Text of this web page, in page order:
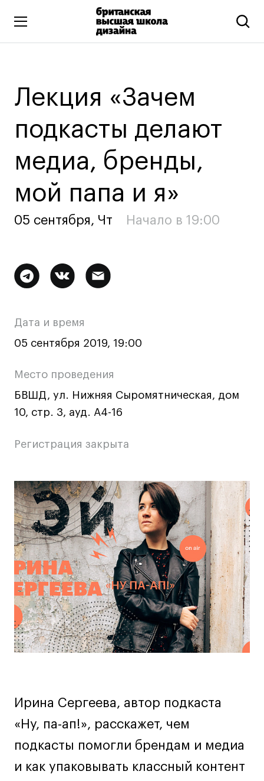
Искусство и дизайн
Подготовительные курсы
Все программы
Коммуникационный и цифровой дизайн
Иллюстрация
Ювелирный дизайн
Промышленный и предметный дизайн
Дизайн и декорирование интерьера
Подготовительные курсы и творческое
развитие
Среднесрочные
Ландшафтный дизайн
Онлайн-программы
Дизайн интерьера
Дизайн одежды
Стайлинг
Современная живопись
UX/UI-дизайн
Маркетинг
Все программы
Мода
Маркетинг
Диджитал
Лекция «Зачем
подкасты делают
медиа, бренды,
мой папа и я»
05 сентября, Чт Начало в 19:00
Дополнительная
о
мероприятии
Дата и время
05 сентября 2019, 19:00
Место проведения
БВШД, ул. Нижняя Сыромятническая, дом
10, стр. 3, ауд. А4-16
Регистрация закрыта
Основная
информация
о
мероприятии
Ирина Сергеева, автор подкаста
«Ну, па-ап!», расскажет, чем
подкасты помогли брендам и медиа
и как упаковывать классный контент